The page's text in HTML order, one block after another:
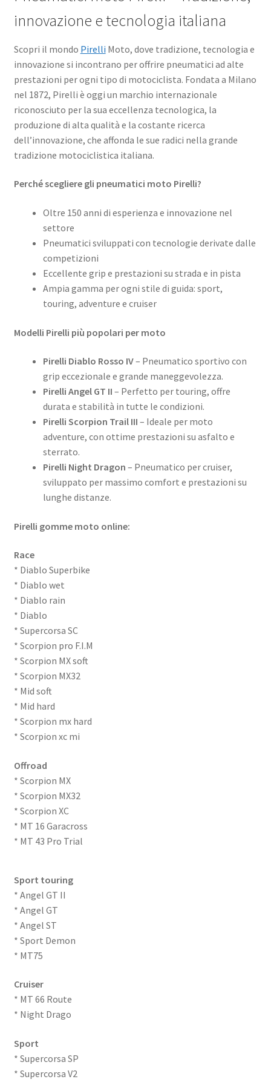
child
Bridgestone
Continental
CST
Dunlop
Heidenau
Maxxis
Metzeler
Michelin
Mitas
Contatto
innovazione e tecnologia italiana
Scopri il mondo Pirelli Moto, dove tradizione, tecnologia e
innovazione si incontrano per offrire pneumatici ad alte
prestazioni per ogni tipo di motociclista. Fondata a Milano
nel 1872, Pirelli è oggi un marchio internazionale
riconosciuto per la sua eccellenza tecnologica, la
produzione di alta qualità e la costante ricerca
dell’innovazione, che affonda le sue radici nella grande
tradizione motociclistica italiana.
Perché scegliere gli pneumatici moto Pirelli?
Oltre 150 anni di esperienza e innovazione nel
settore
Pneumatici sviluppati con tecnologie derivate dalle
competizioni
Eccellente grip e prestazioni su strada e in pista
Ampia gamma per ogni stile di guida: sport,
touring, adventure e cruiser
Modelli Pirelli più popolari per moto
Pirelli Diablo Rosso IV– Pneumatico sportivo con
grip eccezionale e grande maneggevolezza.
Pirelli Angel GT II – Perfetto per touring, offre
durata e stabilità in tutte le condizioni.
Pirelli Scorpion Trail III – Ideale per moto
adventure, con ottime prestazioni su asfalto e
sterrato.
Pirelli Night Dragon – Pneumatico per cruiser,
sviluppato per massimo comfort e prestazioni su
lunghe distanze.
Pirelli gomme moto online:
Race
* Diablo Superbike
* Diablo wet
* Diablo rain
* Diablo
* Supercorsa SC
* Scorpion pro F.I.M
* Scorpion MX soft
* Scorpion MX32
* Mid soft
* Mid hard
* Scorpion mx hard
* Scorpion xc mi
Offroad
* Scorpion MX
* Scorpion MX32
* Scorpion XC
* MT 16 Garacross
* MT 43 Pro Trial
Sport touring
* Angel GT II
* Angel GT
* Angel ST
* Sport Demon
* MT75
Cruiser
* MT 66 Route
* Night Drago
Sport
* Supercorsa SP
* Supercorsa V2